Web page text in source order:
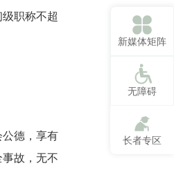
职称不超
德，享有
故，无不
新媒体矩阵
无障碍
长者专区